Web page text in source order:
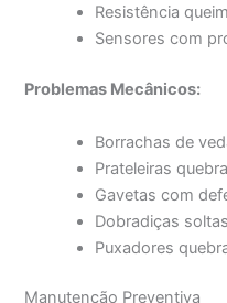
Resistência
Sensores com
Problemas Mecânicos:
Borrachas de
Prateleiras
Gavetas com
Dobradiças soltas
Puxadores
Manutenção Preventiva